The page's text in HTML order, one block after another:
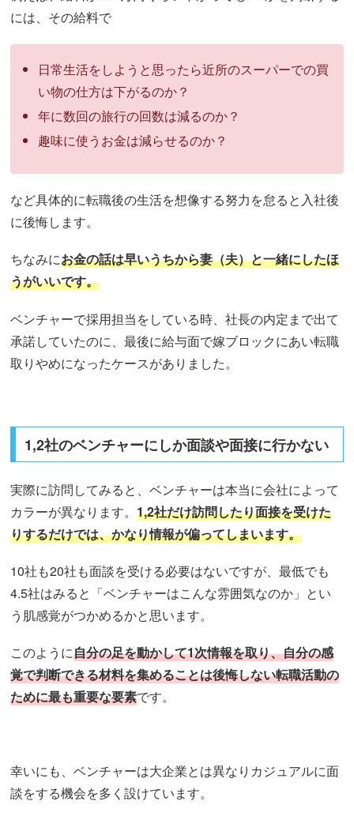
には、その給料で
日常生活をしようと思ったら近所のスーパーでの買
い物の仕方は下がるのか？
年に数回の旅行の回数は減るのか？
趣味に使うお金は減らせるのか？
など具体的に転職後の生活を想像する努力を怠ると入社後
に後悔します。
ちなみにお金の話は早いうちから妻（夫）と一緒にしたほ
うがいいです。
ベンチャーで採用担当をしている時、社長の内定まで出て
承諾していたのに、最後に給与面で嫁ブロックにあい転職
取りやめになったケースがありました。
1,2社のベンチャーにしか面談や面接に行かない
実際に訪問してみると、ベンチャーは本当に会社によって
カラーが異なります。1,2社だけ訪問したり面接を受けた
りするだけでは、かなり情報が偏ってしまいます。
10社も20社も面談を受ける必要はないですが、最低でも
4.5社はみると「ベンチャーはこんな雰囲気なのか」とい
う肌感覚がつかめるかと思います。
このように自分の足を動かして1次情報を取り、自分の感
覚で判断できる材料を集めることは後悔しない転職活動の
ために最も重要な要素です。
幸いにも、ベンチャーは大企業とは異なりカジュアルに面
談をする機会を多く設けています。